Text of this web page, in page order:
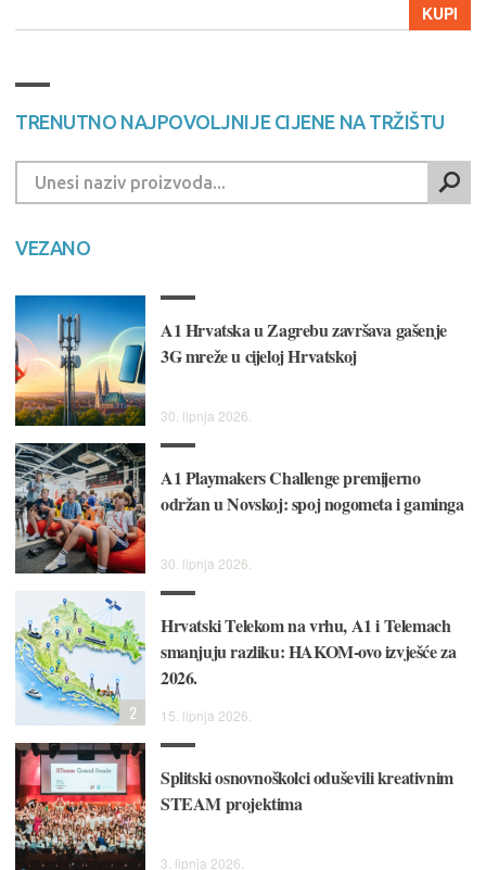
KUPI
TRENUTNO NAJPOVOLJNIJE CIJENE NA TRŽIŠTU
VEZANO
A1 Hrvatska u Zagrebu završava gašenje
3G mreže u cijeloj Hrvatskoj
30. lipnja 2026.
A1 Playmakers Challenge premijerno
održan u Novskoj: spoj nogometa i gaminga
30. lipnja 2026.
Hrvatski Telekom na vrhu, A1 i Telemach
smanjuju razliku: HAKOM-ovo izvješće za
2026.
15. lipnja 2026.
2
Splitski osnovnoškolci oduševili kreativnim
STEAM projektima
3. lipnja 2026.